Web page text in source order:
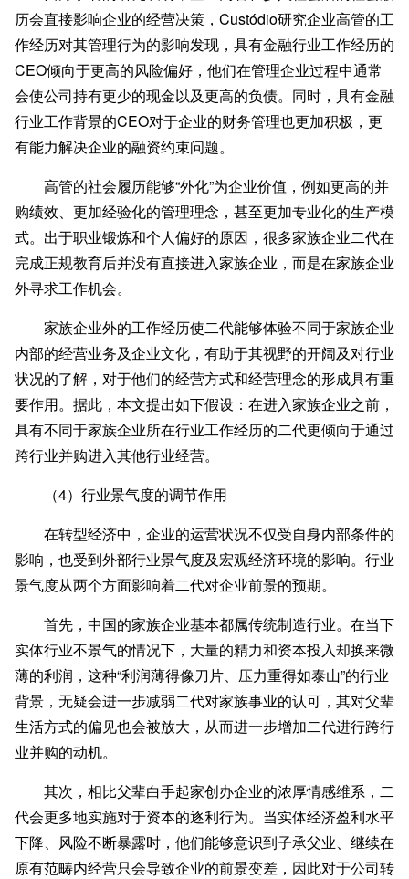
历会直接影响企业的经营决策，Custódio研究企业高管的工
作经历对其管理行为的影响发现，具有金融行业工作经历的
CEO倾向于更高的风险偏好，他们在管理企业过程中通常
会使公司持有更少的现金以及更高的负债。同时，具有金融
行业工作背景的CEO对于企业的财务管理也更加积极，更
有能力解决企业的融资约束问题。
高管的社会履历能够“外化”为企业价值，例如更高的并
购绩效、更加经验化的管理理念，甚至更加专业化的生产模
式。出于职业锻炼和个人偏好的原因，很多家族企业二代在
完成正规教育后并没有直接进入家族企业，而是在家族企业
外寻求工作机会。
家族企业外的工作经历使二代能够体验不同于家族企业
内部的经营业务及企业文化，有助于其视野的开阔及对行业
状况的了解，对于他们的经营方式和经营理念的形成具有重
要作用。据此，本文提出如下假设：在进入家族企业之前，
具有不同于家族企业所在行业工作经历的二代更倾向于通过
跨行业并购进入其他行业经营。
（4）行业景气度的调节作用
在转型经济中，企业的运营状况不仅受自身内部条件的
影响，也受到外部行业景气度及宏观经济环境的影响。行业
景气度从两个方面影响着二代对企业前景的预期。
首先，中国的家族企业基本都属传统制造行业。在当下
实体行业不景气的情况下，大量的精力和资本投入却换来微
薄的利润，这种“利润薄得像刀片、压力重得如泰山”的行业
背景，无疑会进一步减弱二代对家族事业的认可，其对父辈
生活方式的偏见也会被放大，从而进一步增加二代进行跨行
业并购的动机。
其次，相比父辈白手起家创办企业的浓厚情感维系，二
代会更多地实施对于资本的逐利行为。当实体经济盈利水平
下降、风险不断暴露时，他们能够意识到子承父业、继续在
原有范畴内经营只会导致企业的前景变差，因此对于公司转